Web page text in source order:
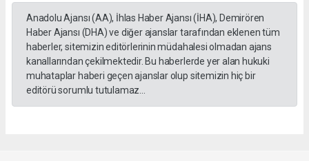
Anadolu Ajansı (AA), İhlas Haber Ajansı (İHA), Demirören
Haber Ajansı (DHA) ve diğer ajanslar tarafından eklenen tüm
haberler, sitemizin editörlerinin müdahalesi olmadan ajans
kanallarından çekilmektedir. Bu haberlerde yer alan hukuki
muhataplar haberi geçen ajanslar olup sitemizin hiç bir
editörü sorumlu tutulamaz...